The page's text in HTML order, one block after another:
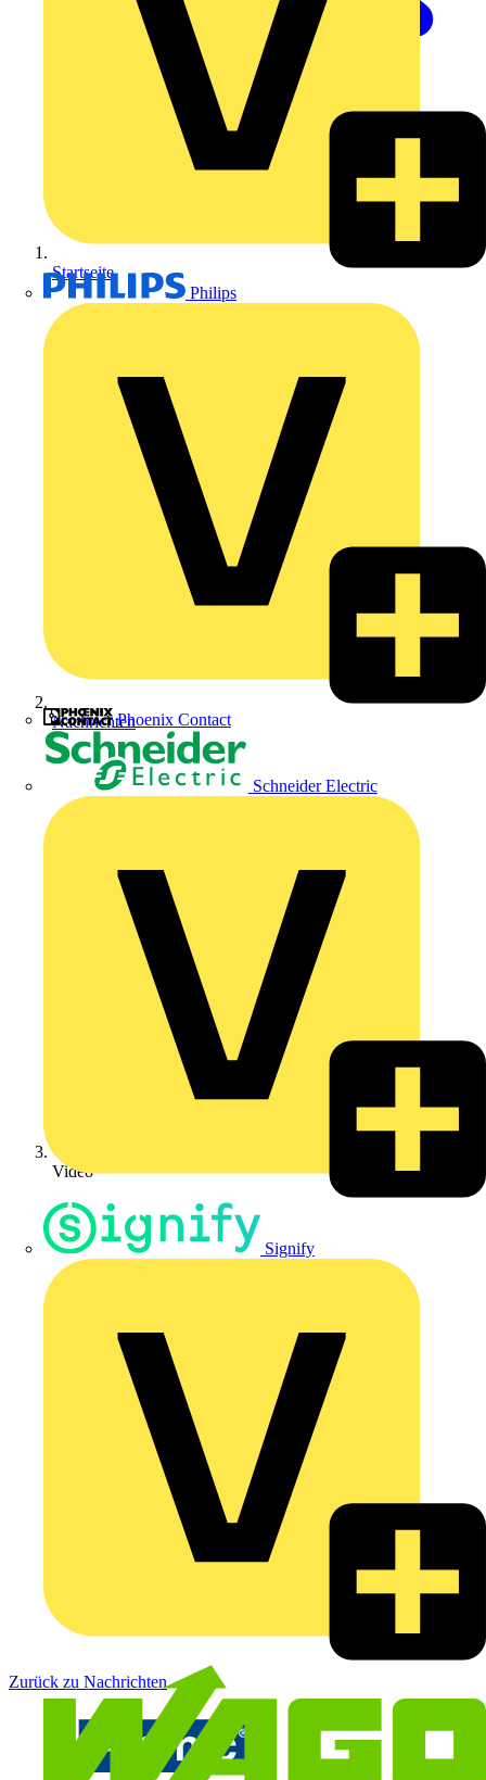
Philips
Phoenix Contact
Schneider Electric
Signify
Startseite
Nachrichten
Video
Zurück zu Nachrichten